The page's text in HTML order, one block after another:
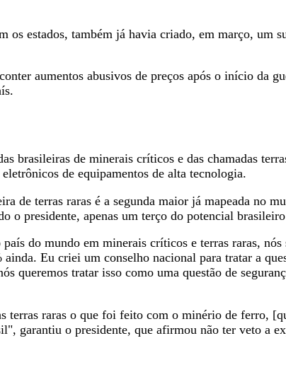
os estados, também já havia criado, em março, um
aumentos abusivos de preços após o início da
brasileiras de minerais críticos e das chamadas
de equipamentos de alta tecnologia.
de terras raras é a segunda maior já mapeada no
o presidente, apenas um terço do potencial
do mundo em minerais críticos e terras raras,
Eu criei um conselho nacional para tratar a
queremos tratar isso como uma questão de
terras raras o que foi feito com o minério de ferro,
garantiu o presidente, que afirmou não ter veto a